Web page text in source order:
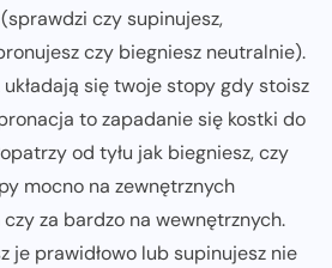
czy supinujesz,
czy biegniesz neutralnie).
się twoje stopy gdy stoisz
to zapadanie się kostki do
od tyłu jak biegniesz, czy
mocno na zewnętrznych
za bardzo na wewnętrznych.
je prawidłowo lub supinujesz nie